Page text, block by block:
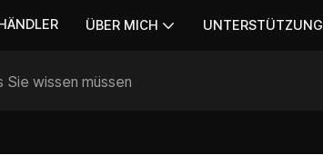
ÜBER MICH UNTERSTÜTZUNG
Sie wissen müssen